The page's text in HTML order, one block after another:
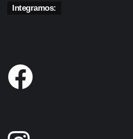
Integramos: